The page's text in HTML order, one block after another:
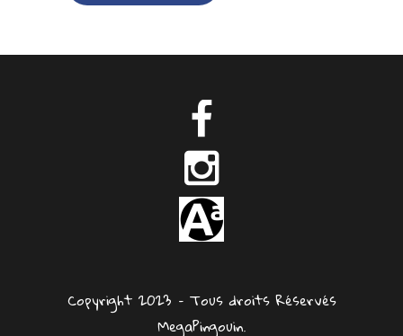
Copyright 2023 – Tous droits Réservés
MegaPingouin.